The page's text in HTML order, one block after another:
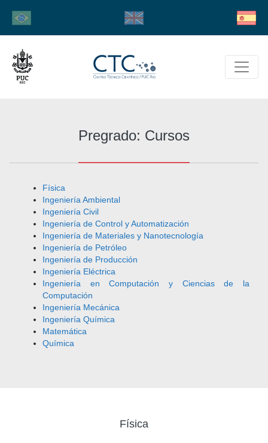
Pregrado: Cursos
Física
Ingeniería Ambiental
Ingeniería Civil
Ingeniería de Control y Automatización
Ingeniería de Materiales y Nanotecnología
Ingeniería de Petróleo
Ingeniería de Producción
Ingeniería Eléctrica
Ingeniería en Computación y Ciencias de la
Computación
Ingeniería Mecánica
Ingeniería Química
Matemática
Química
Física